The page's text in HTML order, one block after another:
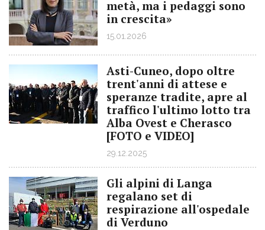
metà, ma i pedaggi sono
in crescita»
15.01.2026
Asti-Cuneo, dopo oltre
trent'anni di attese e
speranze tradite, apre al
traffico l'ultimo lotto tra
Alba Ovest e Cherasco
[FOTO e VIDEO]
29.12.2025
Gli alpini di Langa
regalano set di
respirazione all'ospedale
di Verduno